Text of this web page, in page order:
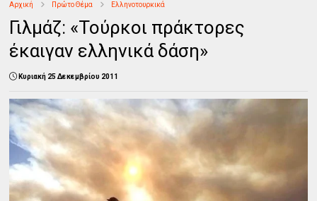
Αρχική Πρώτο Θέμα Ελληνοτουρκικά
Γιλμάζ: «Τούρκοι πράκτορες
έκαιγαν ελληνικά δάση»
Κυριακή 25 Δεκεμβρίου 2011